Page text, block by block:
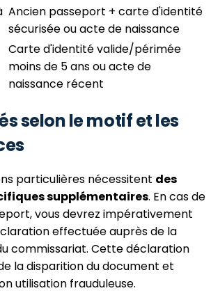
Ancien passeport + carte d'identité
sécurisée ou acte de naissance
Carte d'identité valide/périmée
moins de 5 ans ou acte de
naissance récent
selon le motif et les
particulières nécessitent des
supplémentaires. En cas de
vous devrez impérativement
effectuée auprès de la
commissariat. Cette déclaration
la disparition du document et
utilisation frauduleuse.